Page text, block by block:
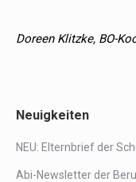
Doreen Klitzke, BO-
Neuigkeiten
NEU: Elternbrief der
Abi-Newsletter der